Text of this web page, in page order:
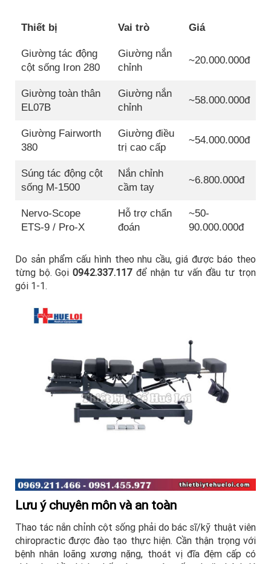
Thiết bị Vai trò Giá
Giường tác động
cột sống Iron 280
Giường nắn
chỉnh
~20.000.000đ
Giường toàn thân
EL07B
Giường nắn
chỉnh
~58.000.000đ
Giường Fairworth
380
Giường điều
trị cao cấp
~54.000.000đ
Súng tác động cột
sống M-1500
Nắn chỉnh
cầm tay
~6.800.000đ
Nervo-Scope
ETS-9 / Pro-X
Hỗ trợ chẩn
đoán
~50-
90.000.000đ
Do sản phẩm cấu hình theo nhu cầu, giá được báo theo
từng bộ. Gọi 0942.337.117 để nhận tư vấn đầu tư trọn
gói 1-1.
Lưu ý chuyên môn và an toàn
Thao tác nắn chỉnh cột sống phải do bác sĩ/kỹ thuật viên
chiropractic được đào tạo thực hiện. Cần thận trọng với
bệnh nhân loãng xương nặng, thoát vị đĩa đệm cấp có